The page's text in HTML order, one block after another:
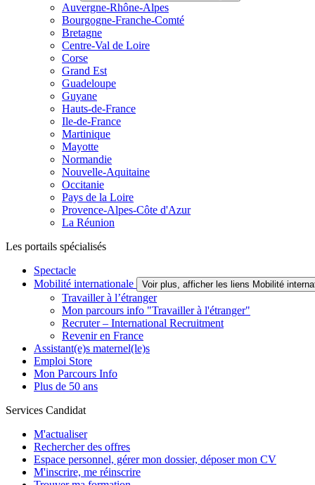
Auvergne-Rhône-Alpes
Bourgogne-Franche-Comté
Bretagne
Centre-Val de Loire
Corse
Grand Est
Guadeloupe
Guyane
Hauts-de-France
Ile-de-France
Martinique
Mayotte
Normandie
Nouvelle-Aquitaine
Occitanie
Pays de la Loire
Provence-Alpes-Côte d'Azur
La Réunion
Les portails spécialisés
Spectacle
Mobilité internationale
Voir plus, afficher les liens Mobilité
Travailler à l’étranger
Mon parcours info "Travailler à l'étranger"
Recruter – International Recruitment
Revenir en France
Assistant(e)s maternel(le)s
Emploi Store
Mon Parcours Info
Plus de 50 ans
Services Candidat
M'actualiser
Rechercher des offres
Espace personnel, gérer mon dossier, déposer mon CV
M'inscrire, me réinscrire